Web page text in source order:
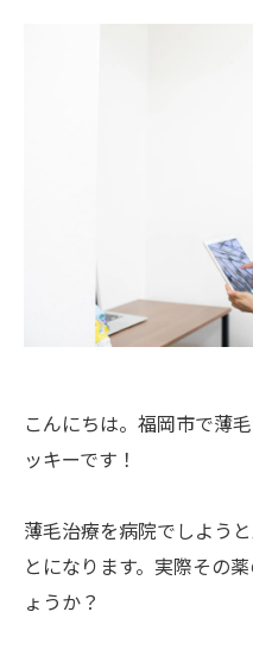
こんにちは。福岡市で薄
ッキーです！
薄毛治療を病院でしよう
とになります。実際その
ょうか？